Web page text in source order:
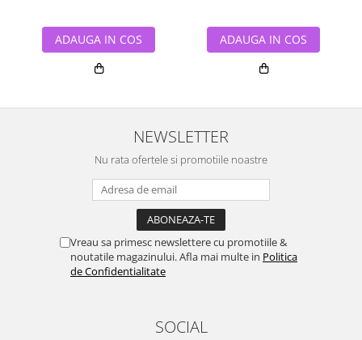
ADAUGA IN COS ADAUGA IN COS
NEWSLETTER
Nu rata ofertele si promotiile noastre
Vreau sa primesc newslettere cu promotiile &
noutatile magazinului. Afla mai multe in Politica
de Confidentialitate
SOCIAL